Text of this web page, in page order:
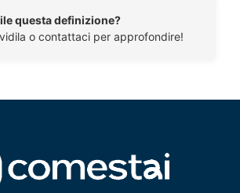
questa definizione?
o contattaci per approfondire!